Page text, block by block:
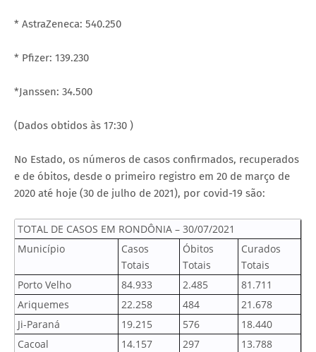
* AstraZeneca: 540.250
* Pfizer: 139.230
*Janssen: 34.500
(Dados obtidos às 17:30 )
No Estado, os números de casos confirmados, recuperados
e de óbitos, desde o primeiro registro em 20 de março de
2020 até hoje (30 de julho de 2021), por covid-19 são:
TOTAL DE CASOS EM RONDÔNIA – 30/07/2021
Município
Casos
Totais
Óbitos
Totais
Curados
Totais
Porto Velho
84.933 2.485
81.711
Ariquemes
22.258 484
21.678
Ji-Paraná
19.215 576
18.440
Cacoal
14.157 297
13.788